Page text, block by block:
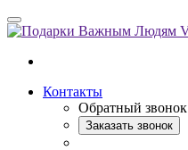
Контакты
Обратный звонок
Заказать звонок